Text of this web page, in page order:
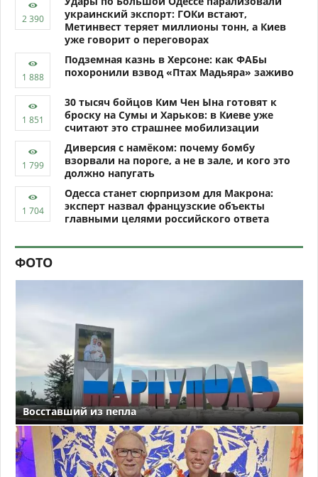
украинский экспорт: ГОКи встают,
Метинвест теряет миллионы тонн, а Киев
уже говорит о переговорах
Подземная казнь в Херсоне: как ФАБы
похоронили взвод «Птах Мадьяра» заживо
30 тысяч бойцов Ким Чен Ына готовят к
броску на Сумы и Харьков: в Киеве уже
считают это страшнее мобилизации
Диверсия с намёком: почему бомбу
взорвали на пороге, а не в зале, и кого это
должно напугать
Одесса станет сюрпризом для Макрона:
эксперт назвал французские объекты
главными целями российского ответа
ФОТО
Восставший из пепла